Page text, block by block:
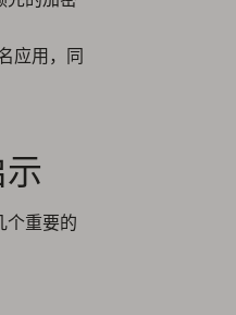
应用，同
个重要的